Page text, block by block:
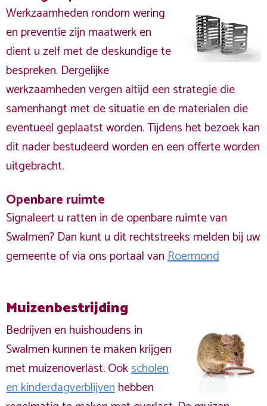
Werkzaamheden rondom wering
en preventie zijn maatwerk en
dient u zelf met de deskundige te
bespreken. Dergelijke
werkzaamheden vergen altijd een strategie die
samenhangt met de situatie en de materialen die
eventueel geplaatst worden. Tijdens het bezoek kan
dit nader bestudeerd worden en een offerte worden
uitgebracht.
Openbare ruimte
Signaleert u ratten in de openbare ruimte van
Swalmen? Dan kunt u dit rechtstreeks melden bij uw
gemeente of via ons portaal vanRoermond
Muizenbestrijding
Bedrijven en huishoudens in
Swalmen kunnen te maken krijgen
met muizenoverlast. Ookscholen
en kinderdagverblijvenhebben